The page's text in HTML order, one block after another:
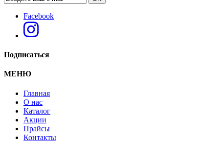
Facebook
Подписаться
МЕНЮ
Главная
О нас
Каталог
Акции
Прайсы
Контакты